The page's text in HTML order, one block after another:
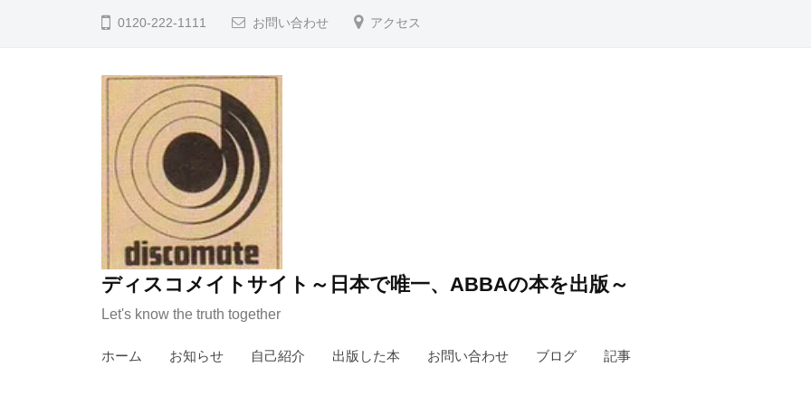
0120-222-1111 お問い合わせ アクセス
ディスコメイトサイト～日本で唯一、ABBAの本を出版～
Let's know the truth together
ホーム お知らせ 自己紹介 出版した本 お問い合わせ ブログ 記事